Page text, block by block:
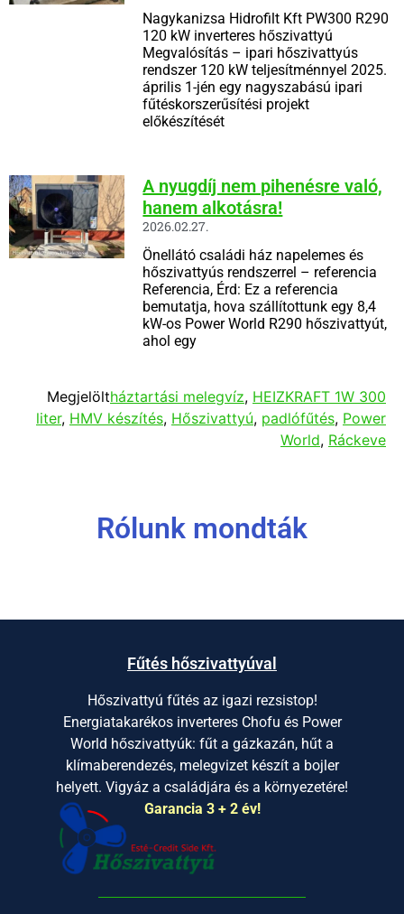
Nagykanizsa Hidrofilt Kft PW300 R290
120 kW inverteres hőszivattyú
Megvalósítás – ipari hőszivattyús
rendszer 120 kW teljesítménnyel 2025.
április 1-jén egy nagyszabású ipari
fűtéskorszerűsítési projekt
előkészítését
A nyugdíj nem pihenésre való,
hanem alkotásra!
2026.02.27.
Önellátó családi ház napelemes és
hőszivattyús rendszerrel – referencia
Referencia, Érd: Ez a referencia
bemutatja, hova szállítottunk egy 8,4
kW-os Power World R290 hőszivattyút,
ahol egy
Megjelöltháztartási melegvíz, HEIZKRAFT 1W 300
liter, HMV készítés, Hőszivattyú, padlófűtés, Power
World, Ráckeve
Rólunk mondták
Fűtés hőszivattyúval
Hőszivattyú fűtés az igazi rezsistop!
Energiatakarékos inverteres Chofu és Power
World hőszivattyúk: fűt a gázkazán, hűt a
klímaberendezés, melegvizet készít a bojler
helyett. Vigyáz a családjára és a környezetére!
Garancia 3 + 2 év!